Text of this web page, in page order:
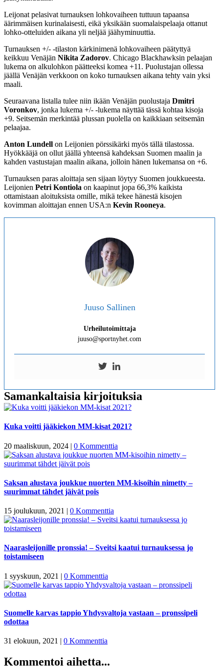
Leijonat pelasivat turnauksen lohkovaiheen tuttuun tapaansa
äärimmäisen kurinalaisesti, eikä yksikään suomalaispelaaja ottanut
lohko-otteluiden aikana yli neljää jäähyminuuttia.
Turnauksen +/- -tilaston kärkinimenä lohkovaiheen päätyttyä
keikkuu Venäjän Nikita Zadorov. Chicago Blackhawksin pelaajan
lukema on alkulohkon päätteeksi komea +11. Puolustajan ollessa
jäällä Venäjän verkkoon on koko turnauksen aikana tehty vain yksi
maali.
Seuraavana listalla tulee niin ikään Venäjän puolustaja Dmitri
Voronkov, jonka lukema +/- -lukema näyttää tässä kohtaa kisoja
+9. Seitsemän merkintää plussan puolella on kaikkiaan seitsemän
pelaajaa.
Anton Lundell on Leijonien pörssikärki myös tällä tilastossa.
Hyökkääjä on ollut jäällä yhteensä kahdeksan Suomen maalin ja
kahden vastustajan maalin aikana, jolloin hänen lukemansa on +6.
Turnauksen paras aloittaja sen sijaan löytyy Suomen joukkueesta.
Leijonien Petri Kontiola on kaapinut jopa 66,3% kaikista
ottamistaan aloituksista omille, mikä tekee hänestä kisojen
kovimman aloittajan ennen USA:n Kevin Rooneya.
Juuso Sallinen
Urheilutoimittaja
juuso@sportnyhet.com
Samankaltaisia kirjoituksia
Kuka voitti jääkiekon MM-kisat 2021?
20 maaliskuun, 2024 | 0 Kommenttia
Saksan alustava joukkue nuorten MM-kisoihin nimetty –
suurimmat tähdet jäivät pois
15 joulukuun, 2021 | 0 Kommenttia
Naarasleijonille pronssia! – Sveitsi kaatui turnauksessa jo
toistamiseen
1 syyskuun, 2021 | 0 Kommenttia
Suomelle karvas tappio Yhdysvaltoja vastaan – pronssipeli
odottaa
31 elokuun, 2021 | 0 Kommenttia
Kommentoi aihetta...